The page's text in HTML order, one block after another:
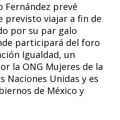
Fernández prevé
previsto viajar a fin de
por su par galo
participará del foro
Igualdad, un
la ONG Mujeres de la
Naciones Unidas y es
de México y